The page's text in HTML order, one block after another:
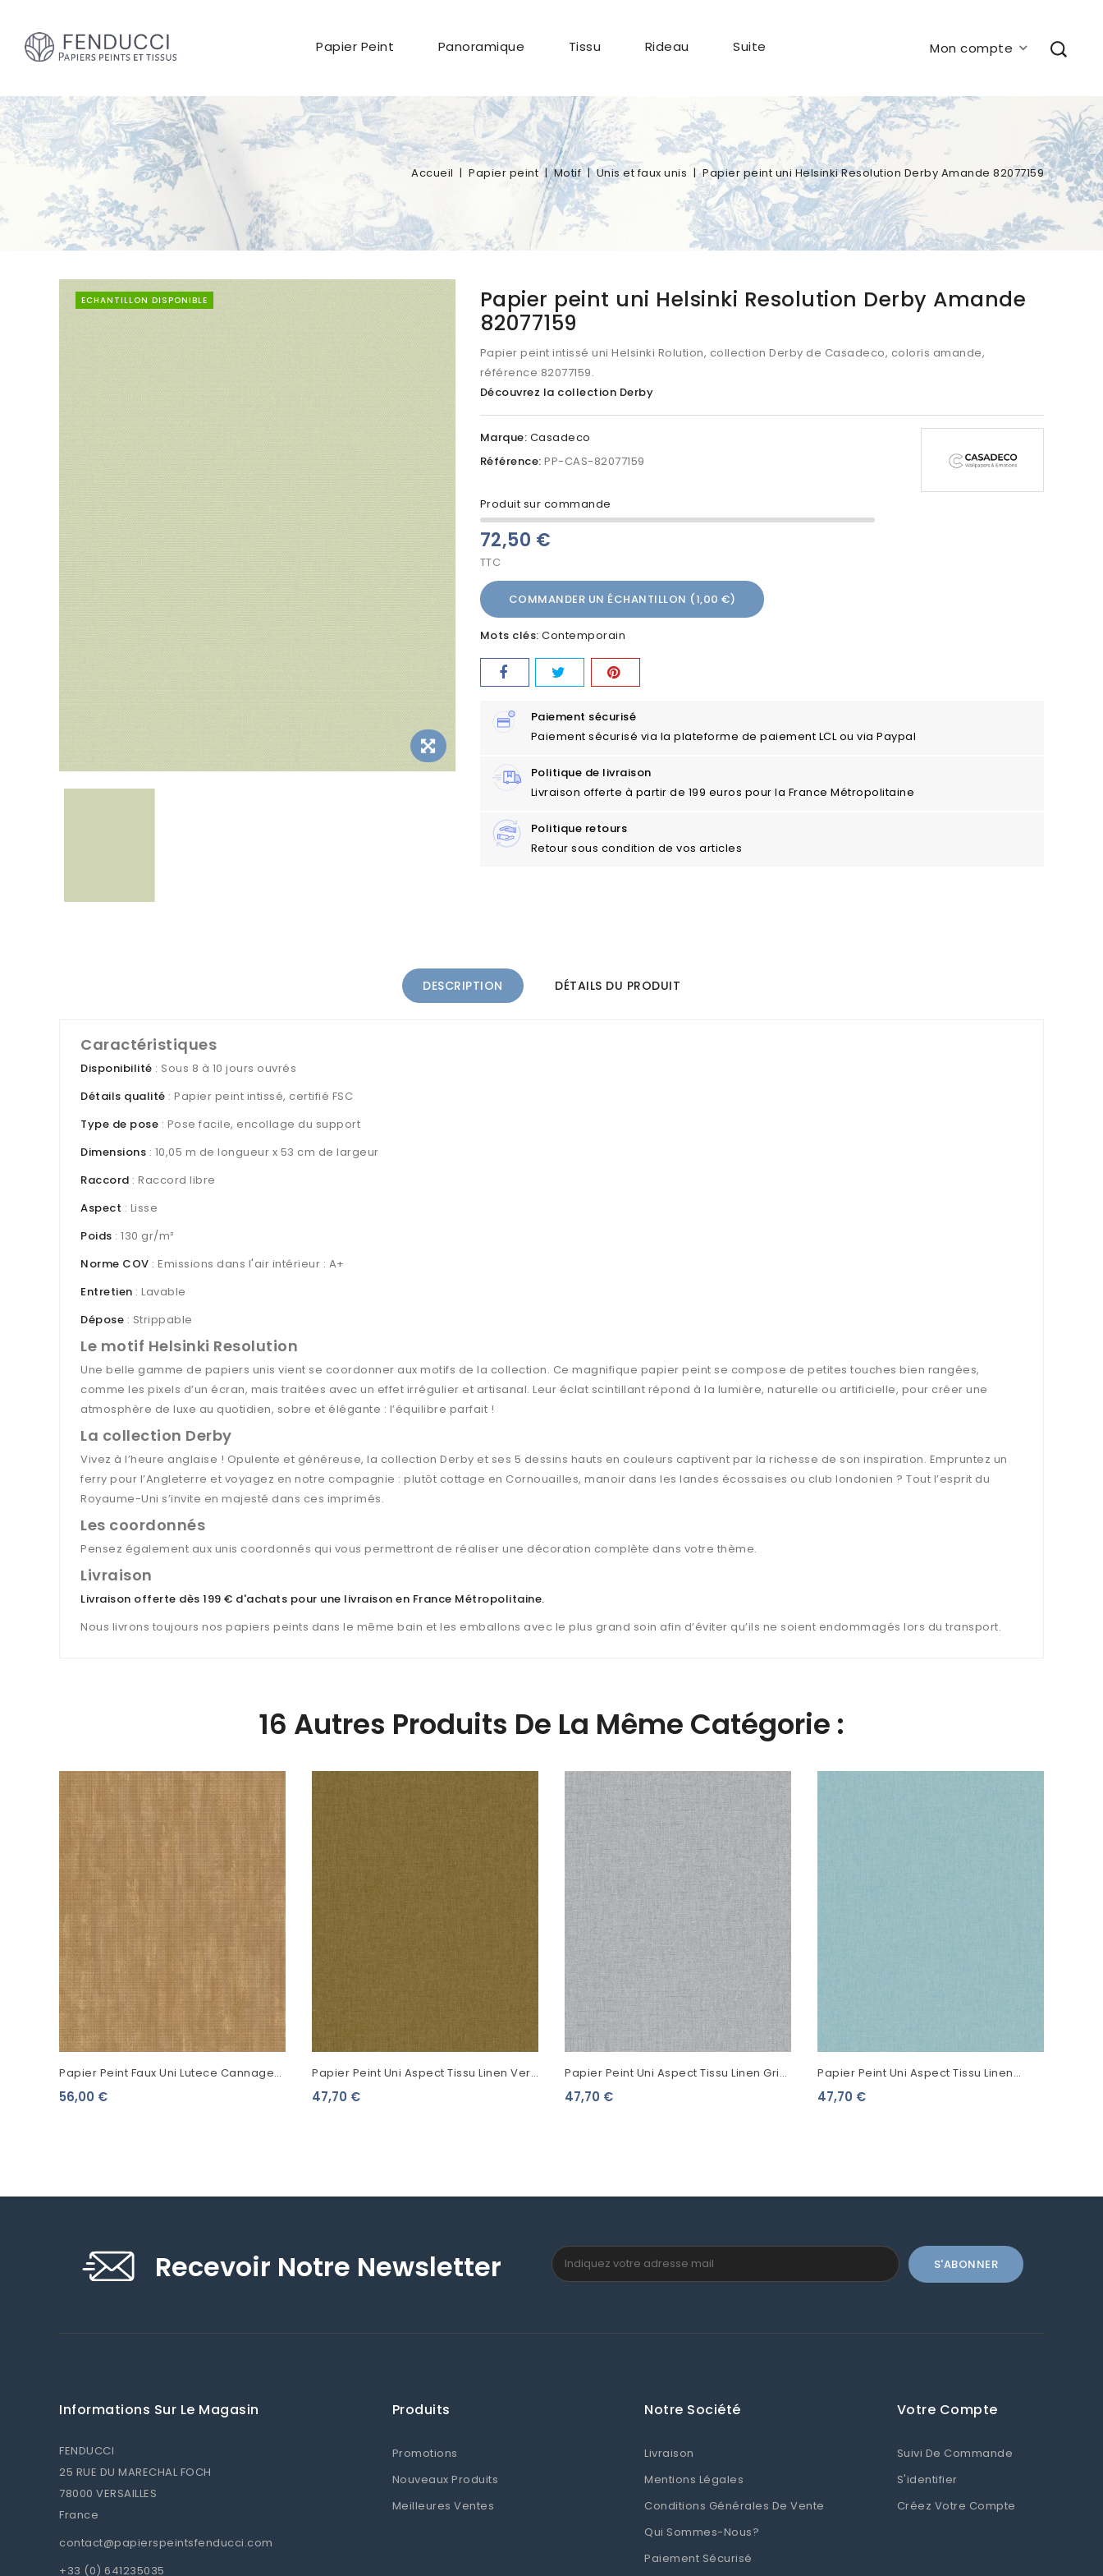
Mon compte
Papier Peint Panoramique Tissu Rideau Suite
Accueil Papier peint Motif Unis et faux unis Papier peint uni Helsinki Resolution Derby Amande 82077159
ECHANTILLON DISPONIBLE
Papier peint uni Helsinki Resolution Derby Amande
82077159
Papier peint intissé uni Helsinki Rolution, collection Derby de Casadeco, coloris amande,
référence 82077159.
Découvrez la collection Derby
Marque: Casadeco
Référence: PP-CAS-82077159
Produit sur commande
72,50 €
TTC
COMMANDER UN ÉCHANTILLON (1,00 €)
Mots clés: Contemporain
Paiement sécurisé
Paiement sécurisé via la plateforme de paiement LCL ou via Paypal
Politique de livraison
Livraison offerte à partir de 199 euros pour la France Métropolitaine
Politique retours
Retour sous condition de vos articles
DESCRIPTION DÉTAILS DU PRODUIT
Caractéristiques
Disponibilité : Sous 8 à 10 jours ouvrés
Détails qualité : Papier peint intissé, certifié FSC
Type de pose : Pose facile, encollage du support
Dimensions : 10,05 m de longueur x 53 cm de largeur
Raccord : Raccord libre
Aspect : Lisse
Poids : 130 gr/m²
Norme COV : Emissions dans l'air intérieur : A+
Entretien : Lavable
Dépose : Strippable
Le motif Helsinki Resolution
Une belle gamme de papiers unis vient se coordonner aux motifs de la collection. Ce magnifique papier peint se compose de petites touches bien rangées,
comme les pixels d’un écran, mais traitées avec un effet irrégulier et artisanal. Leur éclat scintillant répond à la lumière, naturelle ou artificielle, pour créer une
atmosphère de luxe au quotidien, sobre et élégante : l’équilibre parfait !
La collection Derby
Vivez à l’heure anglaise ! Opulente et généreuse, la collection Derby et ses 5 dessins hauts en couleurs captivent par la richesse de son inspiration. Empruntez un
ferry pour l’Angleterre et voyagez en notre compagnie : plutôt cottage en Cornouailles, manoir dans les landes écossaises ou club londonien ? Tout l’esprit du
Royaume-Uni s’invite en majesté dans ces imprimés.
Les coordonnés
Pensez également aux unis coordonnés qui vous permettront de réaliser une décoration complète dans votre thème.
Livraison
Livraison offerte dès 199 € d'achats pour une livraison en France Métropolitaine.
Nous livrons toujours nos papiers peints dans le même bain et les emballons avec le plus grand soin afin d’éviter qu’ils ne soient endommagés lors du transport.
16 Autres Produits De La Même Catégorie :
Papier Peint Faux Uni Lutece Cannage
Beige Caramel 51220107
56,00 €
Papier Peint Uni Aspect Tissu Linen Vert
103227390
47,70 €
Papier Peint Uni Aspect Tissu Linen Gris
Acier Moyen 103229590
47,70 €
Papier Peint Uni Aspect Tissu Linen
Turquoise Clair 68526523
47,70 €
Recevoir Notre Newsletter
Informations Sur Le Magasin
FENDUCCI
25 RUE DU MARECHAL FOCH
78000 VERSAILLES
France
contact@papierspeintsfenducci.com
+33 (0) 641235035
Produits
Promotions
Nouveaux Produits
Meilleures Ventes
Notre Société
Livraison
Mentions Légales
Conditions Générales De Vente
Qui Sommes-Nous?
Paiement Sécurisé
Votre Compte
Suivi De Commande
S'identifier
Créez Votre Compte